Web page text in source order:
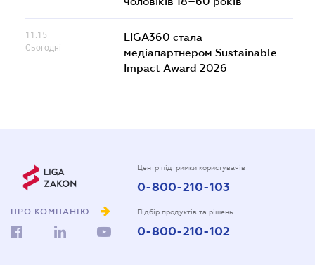
11.15
Сьогодні
LIGA360 стала
медіапартнером Sustainable
Impact Award 2026
ПРО КОМПАНІЮ
Центр підтримки користувачів
0-800-210-103
Підбір продуктів та рішень
0-800-210-102